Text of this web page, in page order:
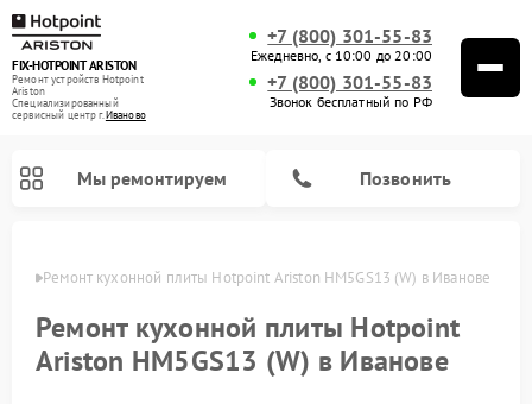
FIX-HOTPOINT ARISTON
Ремонт устройств Hotpoint
Ariston
Специализированный
cервисный центр г.Иваново
+7 (800) 301-55-83
Ежедневно, с 10:00 до 20:00
+7 (800) 301-55-83
Звонок бесплатный по РФ
Мы ремонтируем Позвонить
Ремонт кухонной плиты Hotpoint Ariston HM5GS13 (W) в Иванове
Ремонт кухонной плиты Hotpoint
Ariston HM5GS13 (W) в Иванове